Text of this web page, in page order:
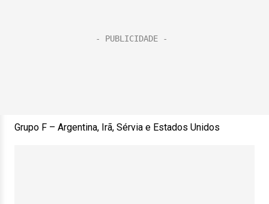
Grupo F – Argentina, Irã, Sérvia e Estados Unidos